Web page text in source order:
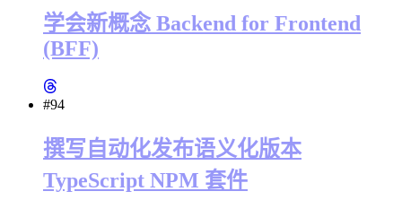
学会新概念 Backend for Frontend
(BFF)
#94
撰写自动化发布语义化版本
TypeScript NPM 套件